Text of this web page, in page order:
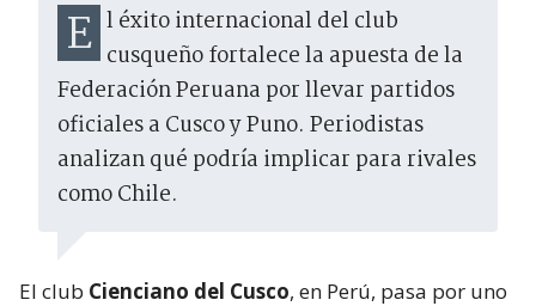
El éxito internacional del club cusqueño fortalece la apuesta de la
Federación Peruana por llevar partidos
oficiales a Cusco y Puno. Periodistas
analizan qué podría implicar para rivales
como Chile.
El club Cienciano del Cusco, en Perú, pasa por uno